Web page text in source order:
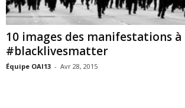
10 images des manifestations
#blacklivesmatter
Équipe OAI13 - Avr 28, 2015